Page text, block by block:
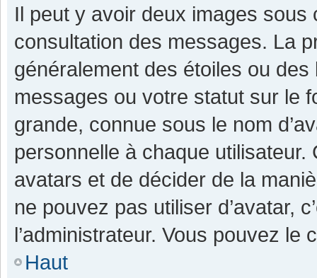
Il peut y avoir deux images sous
consultation des messages. La
généralement des étoiles ou
messages ou votre statut sur le
grande, connue sous le nom
personnelle à chaque utilisateur.
avatars et de décider de la
ne pouvez pas utiliser d’avatar,
l’administrateur. Vous pouvez
Haut